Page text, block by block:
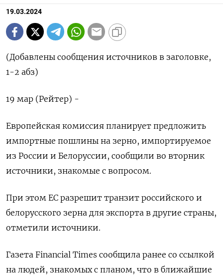
19.03.2024
(Добавлены сообщения источников в заголовке,
1-2 абз)
19 мар (Рейтер) -
Европейская комиссия планирует предложить
импортные пошлины на зерно, импортируемое
из России и Белоруссии, сообщили во вторник
источники, знакомые с вопросом.
При этом ЕС разрешит транзит российского и
белорусского зерна для экспорта в другие страны,
отметили источники.
Газета Financial Times сообщила ранее со ссылкой
на людей, знакомых с планом, что в ближайшие